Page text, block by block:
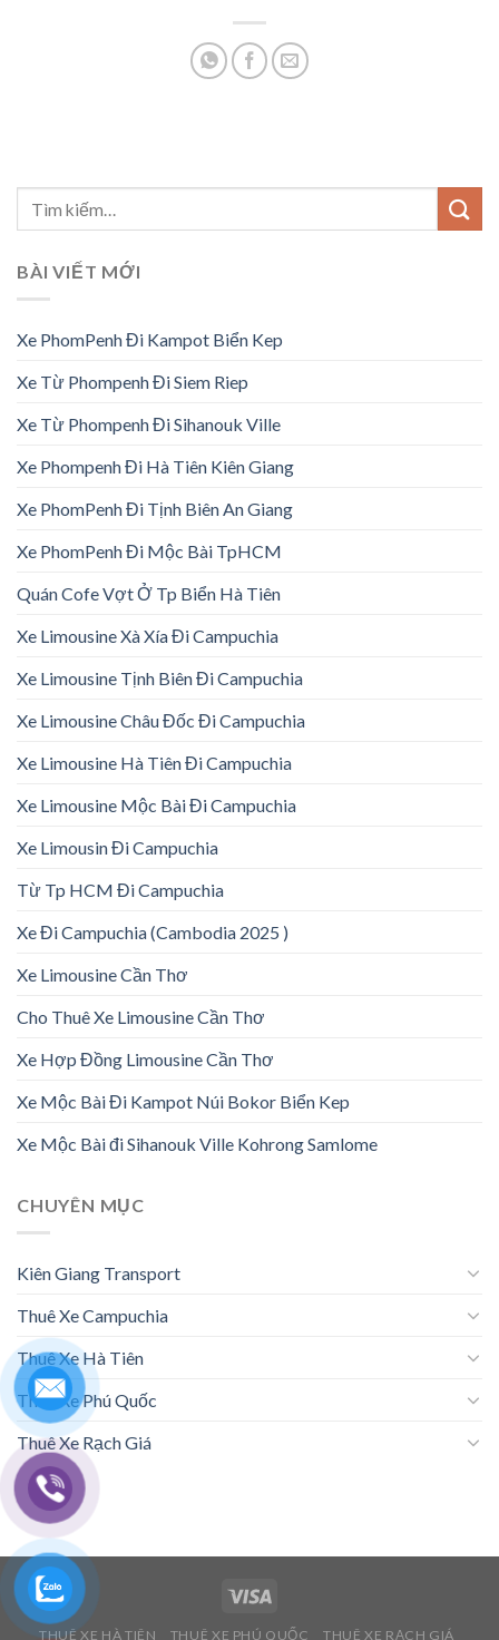
BÀI VIẾT MỚI
Xe PhomPenh Đi Kampot Biển Kep
Xe Từ Phompenh Đi Siem Riep
Xe Từ Phompenh Đi Sihanouk Ville
Xe Phompenh Đi Hà Tiên Kiên Giang
Xe PhomPenh Đi Tịnh Biên An Giang
Xe PhomPenh Đi Mộc Bài TpHCM
Quán Cofe Vợt Ở Tp Biển Hà Tiên
Xe Limousine Xà Xía Đi Campuchia
Xe Limousine Tịnh Biên Đi Campuchia
Xe Limousine Châu Đốc Đi Campuchia
Xe Limousine Hà Tiên Đi Campuchia
Xe Limousine Mộc Bài Đi Campuchia
Xe Limousin Đi Campuchia
Từ Tp HCM Đi Campuchia
Xe Đi Campuchia (Cambodia 2025 )
Xe Limousine Cần Thơ
Cho Thuê Xe Limousine Cần Thơ
Xe Hợp Đồng Limousine Cần Thơ
Xe Mộc Bài Đi Kampot Núi Bokor Biển Kep
Xe Mộc Bài đi Sihanouk Ville Kohrong Samlome
CHUYÊN MỤC
Kiên Giang Transport
Thuê Xe Campuchia
Thuê Xe Hà Tiên
Thuê Xe Phú Quốc
Thuê Xe Rạch Giá
THUÊ XE HÀ TIÊN THUÊ XE PHÚ QUỐC THUÊ XE RẠCH GIÁ